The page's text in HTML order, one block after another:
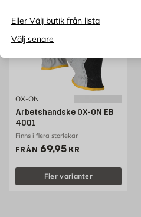
Eller Välj butik från lista
Välj senare
OX-ON
Arbetshandske OX-ON EB
4001
Finns i flera storlekar
FRÅN Pris 69.95 kr
69,95 KR
Fler varianter